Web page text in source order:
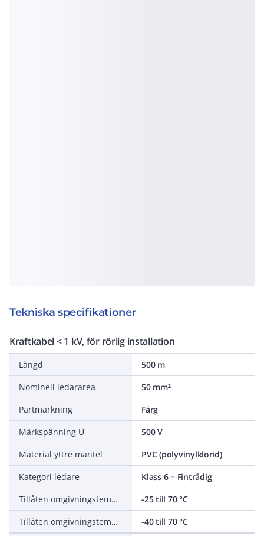
Tekniska specifikationer
Kraftkabel < 1 kV, för rörlig installation
Längd
500 m
Nominell ledararea
50 mm²
Partmärkning
Färg
Märkspänning U
500 V
Material yttre mantel
PVC (polyvinylklorid)
Kategori ledare
Klass 6 = Fintrådig
Tillåten omgivningstemperatur under montering/hantering
-25 till 70 °C
Tillåten omgivningstemperatur under drift utan vibrationer
-40 till 70 °C